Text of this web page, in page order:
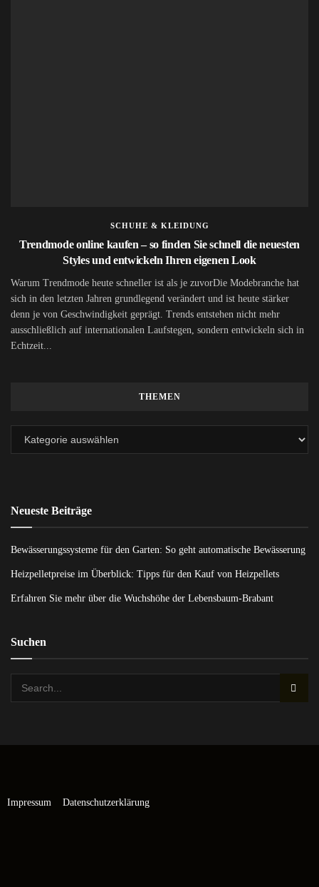
SCHUHE & KLEIDUNG
Trendmode online kaufen – so finden Sie schnell die neuesten
Styles und entwickeln Ihren eigenen Look
Warum Trendmode heute schneller ist als je zuvorDie Modebranche hat
sich in den letzten Jahren grundlegend verändert und ist heute stärker
denn je von Geschwindigkeit geprägt. Trends entstehen nicht mehr
ausschließlich auf internationalen Laufstegen, sondern entwickeln sich in
Echtzeit...
THEMEN
Neueste Beiträge
Bewässerungssysteme für den Garten: So geht automatische Bewässerung
Heizpelletpreise im Überblick: Tipps für den Kauf von Heizpellets
Erfahren Sie mehr über die Wuchshöhe der Lebensbaum-Brabant
Suchen
Impressum Datenschutzerklärung